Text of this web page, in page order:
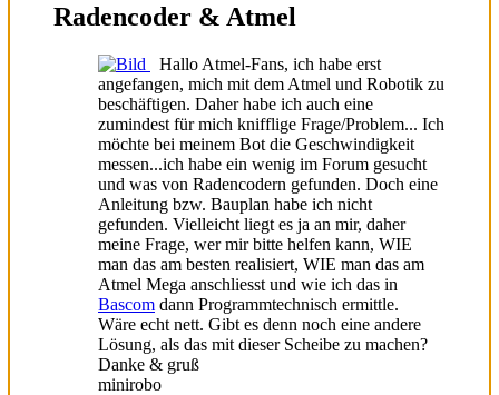
Radencoder & Atmel
Hallo Atmel-Fans, ich habe erst
angefangen, mich mit dem Atmel und Robotik zu
beschäftigen. Daher habe ich auch eine
zumindest für mich knifflige Frage/Problem... Ich
möchte bei meinem Bot die Geschwindigkeit
messen...ich habe ein wenig im Forum gesucht
und was von Radencodern gefunden. Doch eine
Anleitung bzw. Bauplan habe ich nicht
gefunden. Vielleicht liegt es ja an mir, daher
meine Frage, wer mir bitte helfen kann, WIE
man das am besten realisiert, WIE man das am
Atmel Mega anschliesst und wie ich das in
Bascom dann Programmtechnisch ermittle.
Wäre echt nett. Gibt es denn noch eine andere
Lösung, als das mit dieser Scheibe zu machen?
Danke & gruß
minirobo